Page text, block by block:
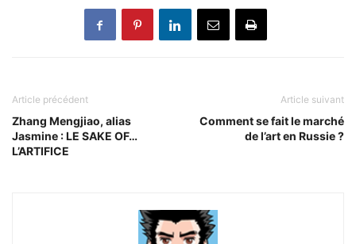
Article précédent
Zhang Mengjiao, alias
Jasmine : LE SAKE OF…
L’ARTIFICE
Article suivant
Comment se fait le marché
de l’art en Russie ?